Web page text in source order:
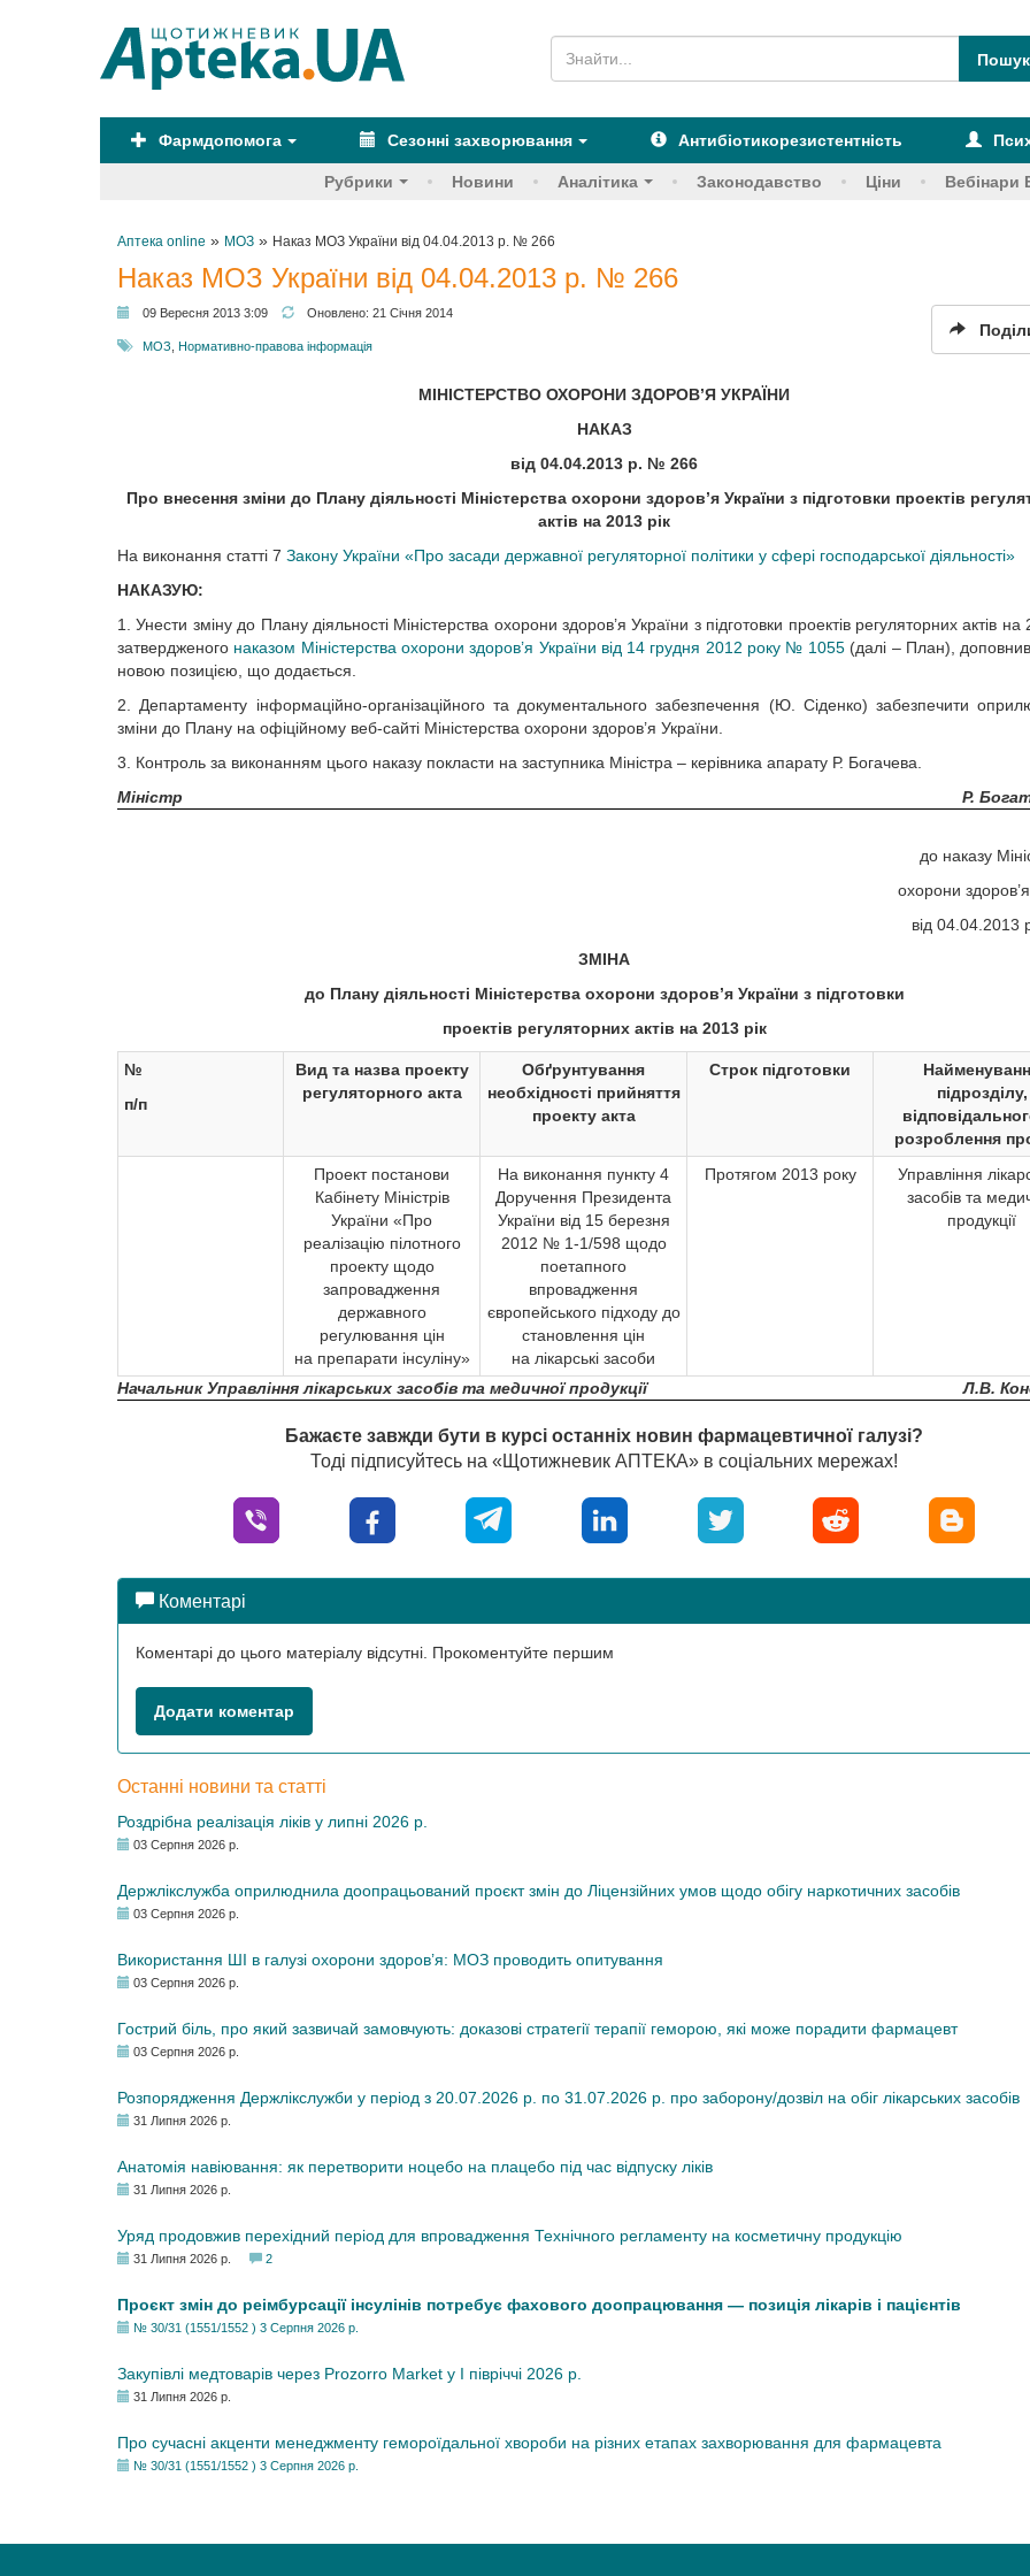
Фармдопомога Сезонні захворювання Антибіотикорезистентність
Рубрики Новини Аналітика Законодавство Ціни Вебінари
Аптека online » МОЗ » Наказ МОЗ України від 04.04.2013 р. № 266
Наказ МОЗ України від 04.04.2013 р. № 266
09 Вересня 2013 3:09 Оновлено: 21 Січня 2014
МОЗ Нормативно-правова інформація
МІНІСТЕРСТВО ОХОРОНИ ЗДОРОВ’Я УКРАЇНИ
НАКАЗ
від 04.04.2013 р. № 266
Про внесення зміни до Плану діяльності Міністерства охорони здоров’я України з підготовки проектів
актів на 2013 рік
На виконання статті 7 Закону України «Про засади державної регуляторної політики у сфері господарської діяльності»
НАКАЗУЮ:
1. Унести зміну до Плану діяльності Міністерства охорони здоров’я України з підготовки проектів регуляторних актів на
затвердженого наказом Міністерства охорони здоров’я України від 14 грудня 2012 року № 1055(далі – План),
новою позицією, що додається.
2. Департаменту інформаційно-організаційного та документального забезпечення (Ю. Сіденко) забезпечити
зміни до Плану на офіційному веб-сайті Міністерства охорони здоров’я України.
3. Контроль за виконанням цього наказу покласти на заступника Міністра – керівника апарату Р. Богачева.
Міністр
Р.
до наказу
охорони
від
ЗМІНА
до Плану діяльності Міністерства охорони здоров’я України з підготовки
проектів регуляторних актів на 2013 рік
№
п/п
Вид та назва проекту
регуляторного акта
Обґрунтування
необхідності прийняття
проекту акта
Строк підготовки
підрозділу,
розроблення
Проект постанови
Кабінету Міністрів
України «Про
реалізацію пілотного
проекту щодо
запровадження
державного
регулювання цін
на препарати інсуліну»
На виконання пункту 4
Доручення Президента
України від 15 березня
2012 № 1-1/598 щодо
поетапного
впровадження
європейського підходу до
становлення цін
на лікарські засоби
Протягом 2013 року
Управління
засобів та
продукції
Начальник Управління лікарських засобів та медичної продукції Л.В.
Бажаєте завжди бути в курсі останніх новин фармацевтичної галузі?
Тоді підписуйтесь на «Щотижневик АПТЕКА» в соціальних мережах!
Коментарі
Коментарі до цього матеріалу відсутні. Прокоментуйте першим
Додати коментар
Останні новини та статті
Роздрібна реалізація ліків у липні 2026 р.
03 Серпня 2026 р.
Держлікслужба оприлюднила доопрацьований проєкт змін до Ліцензійних умов щодо обігу наркотичних засобів
03 Серпня 2026 р.
Використання ШІ в галузі охорони здоров’я: МОЗ проводить опитування
03 Серпня 2026 р.
Гострий біль, про який зазвичай замовчують: доказові стратегії терапії геморою, які може порадити фармацевт
03 Серпня 2026 р.
Розпорядження Держлікслужби у період з 20.07.2026 р. по 31.07.2026 р. про заборону/дозвіл на обіг лікарських засобів
31 Липня 2026 р.
Анатомія навіювання: як перетворити ноцебо на плацебо під час відпуску ліків
31 Липня 2026 р.
Уряд продовжив перехідний період для впровадження Технічного регламенту на косметичну продукцію
31 Липня 2026 р. 2
Проєкт змін до реімбурсації інсулінів потребує фахового доопрацювання — позиція лікарів і пацієнтів
№ 30/31 (1551/1552 ) 3 Серпня 2026 р.
Закупівлі медтоварів через Prozorro Market у I півріччі 2026 р.
31 Липня 2026 р.
Про сучасні акценти менеджменту гемороїдальної хвороби на різних етапах захворювання для фармацевта
№ 30/31 (1551/1552 ) 3 Серпня 2026 р.